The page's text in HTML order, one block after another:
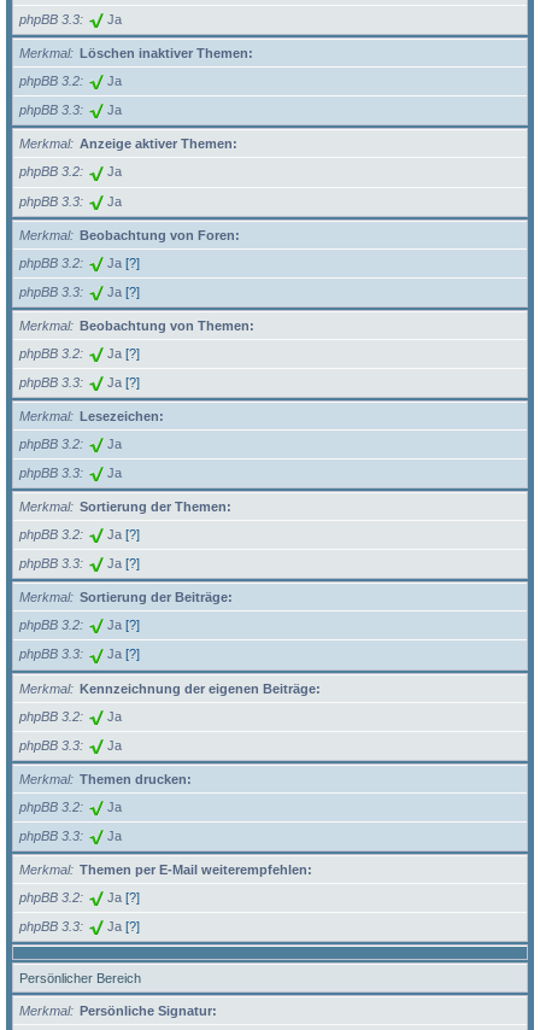
phpBB 3.3 Ja
Merkmal
Löschen inaktiver Themen:
phpBB 3.2
Ja
phpBB 3.3 Ja
Merkmal
Anzeige aktiver Themen:
phpBB 3.2
Ja
phpBB 3.3 Ja
Merkmal
Beobachtung von Foren:
phpBB 3.2
Ja [?]
phpBB 3.3 Ja [?]
Merkmal
Beobachtung von Themen:
phpBB 3.2
Ja [?]
phpBB 3.3 Ja [?]
Merkmal
Lesezeichen:
phpBB 3.2
Ja
phpBB 3.3 Ja
Merkmal
Sortierung der Themen:
phpBB 3.2
Ja [?]
phpBB 3.3 Ja [?]
Merkmal
Sortierung der Beiträge:
phpBB 3.2
Ja [?]
phpBB 3.3 Ja [?]
Merkmal
Kennzeichnung der eigenen Beiträge:
phpBB 3.2
Ja
phpBB 3.3 Ja
Merkmal
Themen drucken:
phpBB 3.2
Ja
phpBB 3.3 Ja
Merkmal
Themen per E-Mail weiterempfehlen:
phpBB 3.2
Ja [?]
phpBB 3.3 Ja [?]
Persönlicher Bereich
Merkmal
Persönliche Signatur: